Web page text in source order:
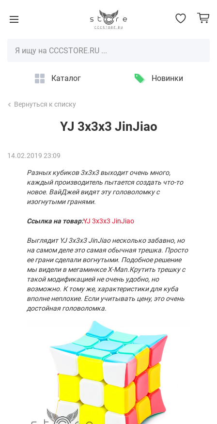
Каталог Новинки
Вернуться к списку
YJ 3x3x3 JinJiao
14.02.2019 23:09
Разных кубиков 3х3х3 выходит очень много,
каждый производитель пытается создать что-то
новое. ВайДжей видят эту головоломку с
изогнутыми гранями.
Ссылка на товар:YJ 3x3x3 JinJiao
Выглядит YJ 3x3x3 JinJiao несколько забавно, но
на самом деле это самая обычная трешка. Просто
ее грани сделали вогнутыми. Подобное решение
мы видели в мегаминксе X-Man.Крутить трешку с
такой модификацией не очень удобно, но
возможно. К тому же, характеристики для куба
вполне неплохие. Если учитывать цену, это очень
достойная головоломка.